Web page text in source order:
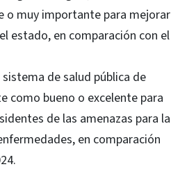
o muy importante para mejorar
estado, en comparación con el
de salud pública de
como bueno o excelente para
de las amenazas para la
en comparación